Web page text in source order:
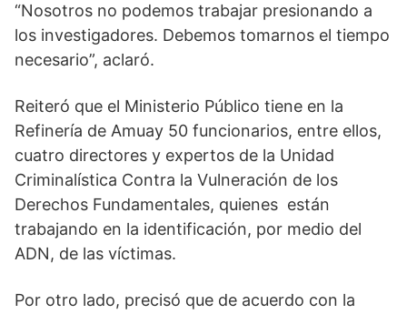
“Nosotros no podemos trabajar presionando a
los investigadores. Debemos tomarnos el tiempo
necesario”, aclaró.
Reiteró que el Ministerio Público tiene en la
Refinería de Amuay 50 funcionarios, entre ellos,
cuatro directores y expertos de la Unidad
Criminalística Contra la Vulneración de los
Derechos Fundamentales, quienes están
trabajando en la identificación, por medio del
ADN, de las víctimas.
Por otro lado, precisó que de acuerdo con la